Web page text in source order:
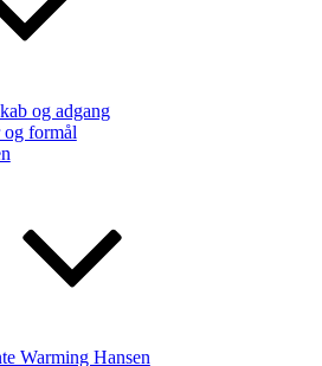
og adgang
formål
Warming Hansen